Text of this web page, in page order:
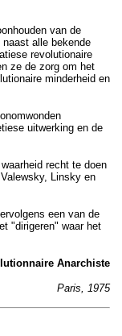
van de
alle bekende
revolutionaire
ze de zorg om het
minderheid en
uitwerking en de
recht te doen
Linsky en
een van de
"dirigeren" waar het
Anarchiste
Paris, 1975